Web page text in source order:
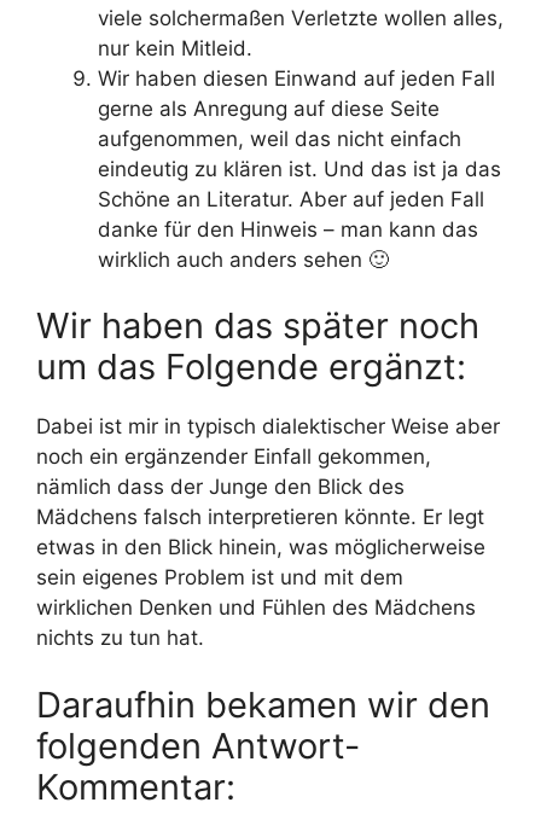
viele solchermaßen Verletzte wollen alles,
nur kein Mitleid.
Wir haben diesen Einwand auf jeden Fall
gerne als Anregung auf diese Seite
aufgenommen, weil das nicht einfach
eindeutig zu klären ist. Und das ist ja das
Schöne an Literatur. Aber auf jeden Fall
danke für den Hinweis – man kann das
wirklich auch anders sehen 🙂
Wir haben das später noch
um das Folgende ergänzt:
Dabei ist mir in typisch dialektischer Weise aber
noch ein ergänzender Einfall gekommen,
nämlich dass der Junge den Blick des
Mädchens falsch interpretieren könnte. Er legt
etwas in den Blick hinein, was möglicherweise
sein eigenes Problem ist und mit dem
wirklichen Denken und Fühlen des Mädchens
nichts zu tun hat.
Daraufhin bekamen wir den
folgenden Antwort-
Kommentar: